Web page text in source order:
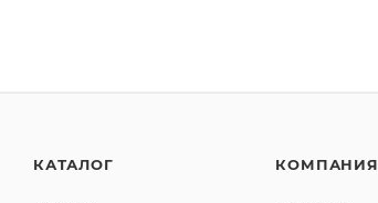
КАТАЛОГ КОМПАНИЯ